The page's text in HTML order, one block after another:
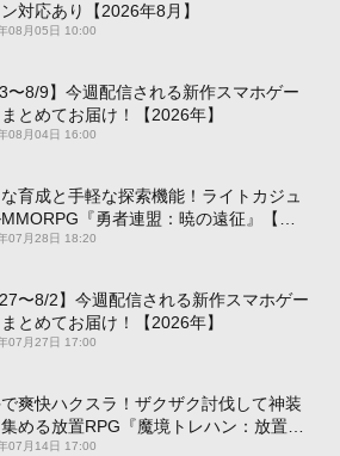
対応あり【2026年8月】
08月05日 10:00
3〜8/9】今週配信される新作スマホゲー
とめてお届け！【2026年】
08月04日 16:00
育成と手軽な探索機能！ライトカジュ
『勇者連盟：暁の遠征』【最
】
07月28日 18:20
27〜8/2】今週配信される新作スマホゲー
とめてお届け！【2026年】
07月27日 17:00
爽快ハクスラ！ザクザク討伐して神装
める放置RPG『魔境トレハン：放置で
』【最新作PICKUP】
07月14日 17:00